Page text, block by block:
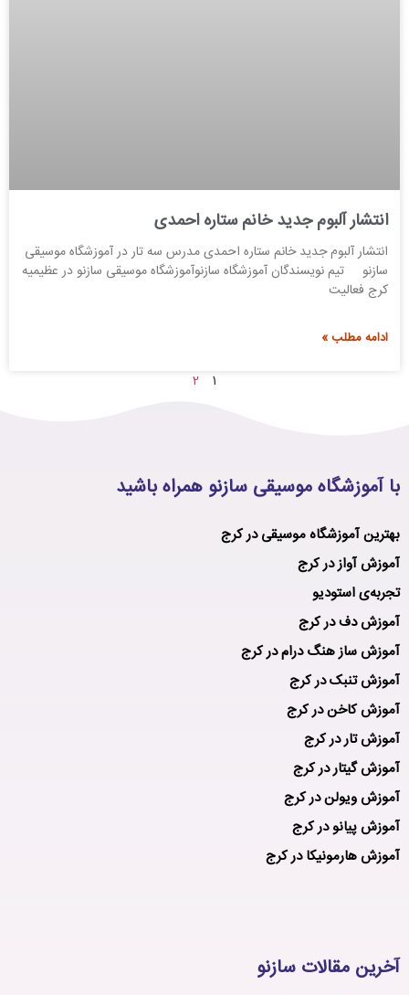
انتشار آلبوم جدید خانم ستاره احمدی
انتشار آلبوم جدید خانم ستاره احمدی مدرس سه تار در آموزشگاه موسیقی
سازنو تیم نویسندگان آموزشگاه سازنوآموزشگاه موسیقی سازنو در عظیمیه
کرج فعالیت
ادامه مطلب »
1
2
با آموزشگاه موسیقی سازنو همراه باشید
بهترین آموزشگاه موسیقی در کرج
آموزش آواز در کرج
تجربه‌ی استودیو
آموزش دف در کرج
آموزش ساز هنگ درام در کرج
آموزش تنبک در کرج
آموزش کاخن در کرج
آموزش تار در کرج
آموزش گیتار در کرج
آموزش ویولن در کرج
آموزش پیانو در کرج
آموزش هارمونیکا در کرج
آخرین مقالات سازنو